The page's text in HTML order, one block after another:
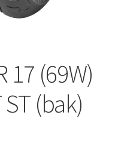
17 (69W)
ST (bak)